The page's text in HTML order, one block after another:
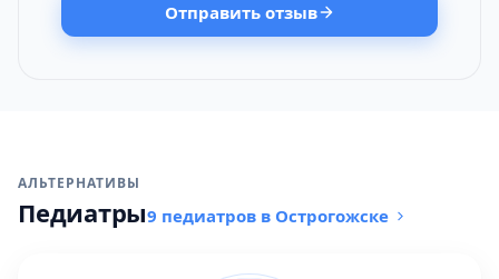
Отправить отзыв
АЛЬТЕРНАТИВЫ
Педиатры9 педиатров в Острогожске